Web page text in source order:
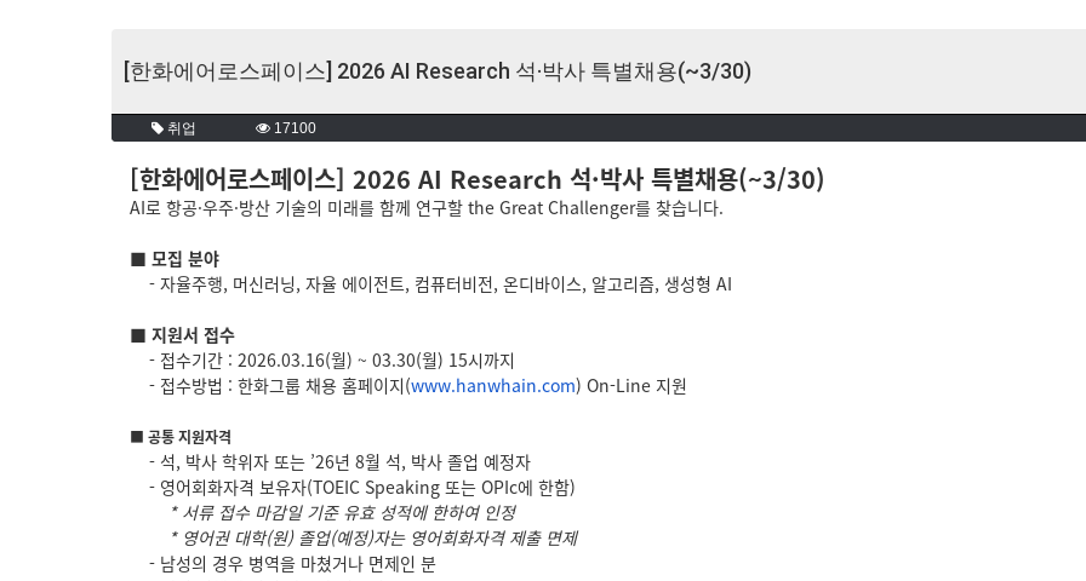
[한화에어로스페이스] 2026 AI Research 석·박사 특별채용(~3/30)
취업 17100
[한화에어로스페이스] 2026 AI Research 석·박사 특별채용(~3/30)
AI로 항공·우주·방산 기술의 미래를 함께 연구할 the Great Challenger를 찾습니다.
■ 모집 분야
- 자율주행, 머신러닝, 자율 에이전트, 컴퓨터비전, 온디바이스, 알고리즘, 생성형 AI
■ 지원서 접수
- 접수기간 : 2026.03.16(월) ~ 03.30(월) 15시까지
- 접수방법 : 한화그룹 채용 홈페이지(www.hanwhain.com) On-Line 지원
■ 공통 지원자격
- 석, 박사 학위자 또는 ’26년 8월 석, 박사 졸업 예정자
- 영어회화자격 보유자(TOEIC Speaking 또는 OPIc에 한함)
* 서류 접수 마감일 기준 유효 성적에 한하여 인정
* 영어권 대학(원) 졸업(예정)자는 영어회화자격 제출 면제
- 남성의 경우 병역을 마쳤거나 면제인 분